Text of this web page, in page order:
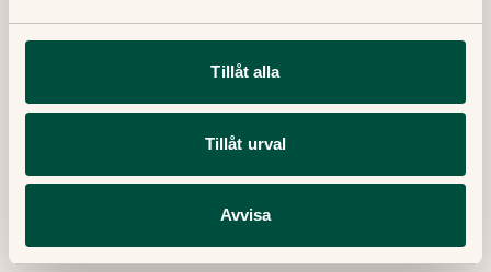
Tillåt alla
Tillåt urval
Avvisa
Granskare:
Senaste artiklar